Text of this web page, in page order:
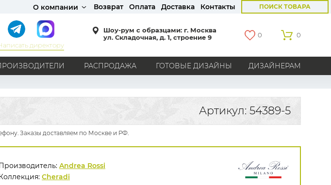
О компании Возврат Оплата Доставка Контакты ПОИСК ТОВАРА
директору
Шоу-рум с образцами: г. Москва
ул. Складочная, д. 1, строение 9
0 0
РАСПРОДАЖА ГОТОВЫЕ ДИЗАЙНЫ ДИЗАЙНЕРАМ
Хай-тек
Лофт
Америка
Англия Бельгия
Германия
Голландия
Россия Все страны
Под кирпич
Однотонные
БРЕНДЫ
Bernardo Bartalucci
Артикул: 54389-5
Заказы доставляем по Москве и РФ.
Andrea Rossi
Cheradi